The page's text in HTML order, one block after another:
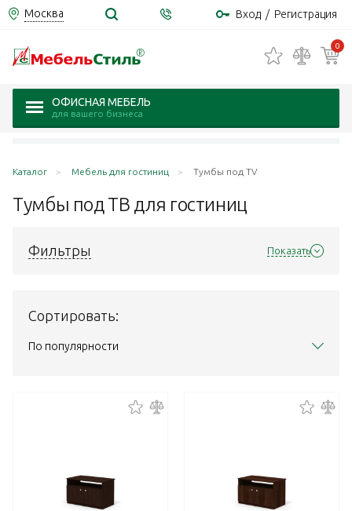
Москва Вход / Регистрация
0
ОФИСНАЯ МЕБЕЛЬ
для вашего бизнеса
Каталог Мебель для гостиниц Тумбы под TV
Тумбы под ТВ для гостиниц
Фильтры Показать
Сортировать:
По популярности